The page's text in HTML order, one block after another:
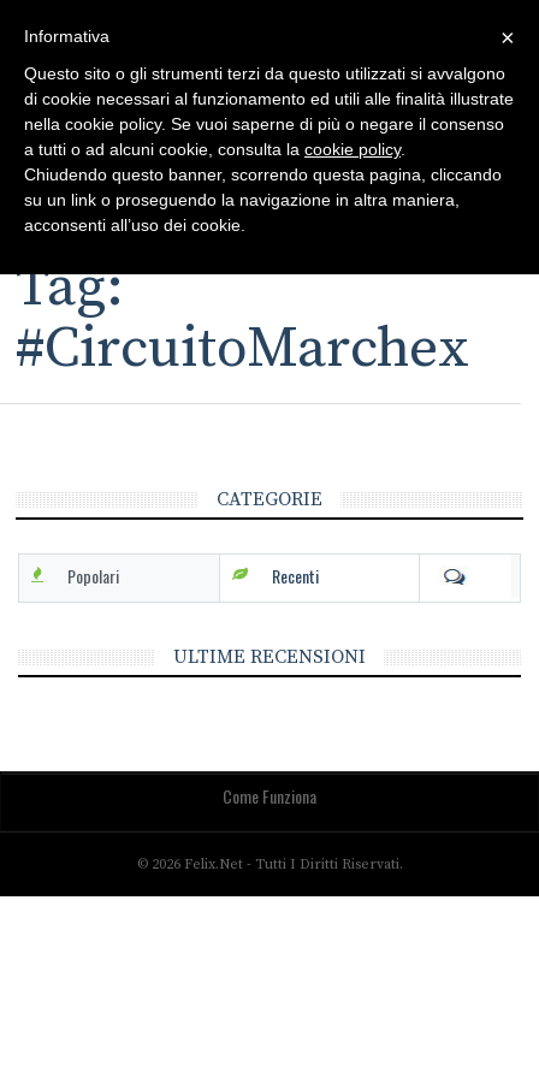
Toggle
Toggle
navigation
Tag:
#CircuitoMarchex
CATEGORIE
Popolari Recenti
ULTIME RECENSIONI
Come Funziona
© 2026 Felix.net - Tutti I Diritti Riservati.
×
Informativa
Questo sito o gli strumenti terzi da questo utilizzati si avvalgono
di cookie necessari al funzionamento ed utili alle finalità illustrate
nella cookie policy. Se vuoi saperne di più o negare il consenso
a tutti o ad alcuni cookie, consulta la cookie policy.
Chiudendo questo banner, scorrendo questa pagina, cliccando
su un link o proseguendo la navigazione in altra maniera,
acconsenti all’uso dei cookie.